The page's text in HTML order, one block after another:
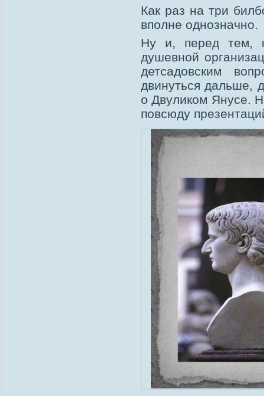
Как раз на три
вполне однозначно.
Ну и, перед тем,
душевной
детсадовским
двинуться дальше,
о Двуликом Янусе.
повсюду